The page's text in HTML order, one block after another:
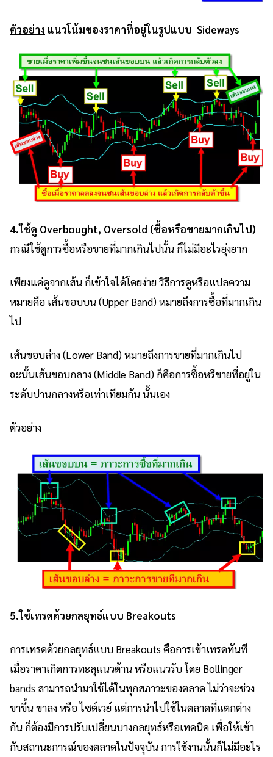
ตัวอย่าง แนวโน้มของราคาที่อยู่ในรูปแบบ Sideways
4.ใช้ดู Overbought, Oversold (ซื้อหรือขายมากเกินไป)
กรณีใช้ดูการซื้อหรือขายที่มากเกินไปนั้น ก็ไม่มีอะไรยุ่งยาก
เพียงแค่ดูจากเส้น ก็เข้าใจได้โดยง่าย วิธีการดูหรือแปลความ
หมายคือ เส้นขอบบน (Upper Band) หมายถึงการซื้อที่มากเกิน
ไป
เส้นขอบล่าง (Lower Band) หมายถึงการขายที่มากเกินไป
ฉะนั้นเส้นขอบกลาง (Middle Band) ก็คือการซื้อหรืขายที่อยู่ใน
ระดับปานกลางหรือเท่าเทียมกัน นั้นเอง
ตัวอย่าง
5.ใช้เทรดด้วยกลยุทธ์แบบ Breakouts
การเทรดด้วยกลยุทธ์แบบ Breakouts คือการเข้าเทรดทันที
เมื่อราคาเกิดการทะลุแนวต้าน หรือแนวรับ โดย Bollinger
bands สามารถนำมาใช้ได้ในทุกสภาวะของตลาด ไม่ว่าจะช่วง
ขาขึ้น ขาลง หรือ ไซต์เวย์ แต่การนำไปใช้ในตลาดที่แตกต่าง
กัน ก็ต้องมีการปรับเปลี่ยนบางกลยุทธ์หรือเทคนิค เพื่อให้เข้า
กับสถานะการณ์ของตลาดในปัจจุบัน การใช้งานนั้นก็ไม่มีอะไร